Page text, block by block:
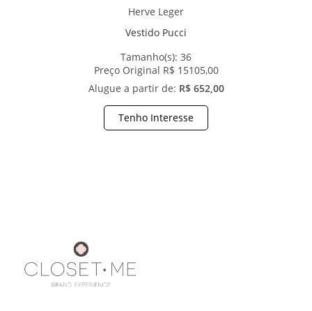
Herve Leger
Vestido Pucci
Tamanho(s): 36
Preço Original R$ 15105,00
Alugue a partir de: R$ 652,00
Tenho Interesse